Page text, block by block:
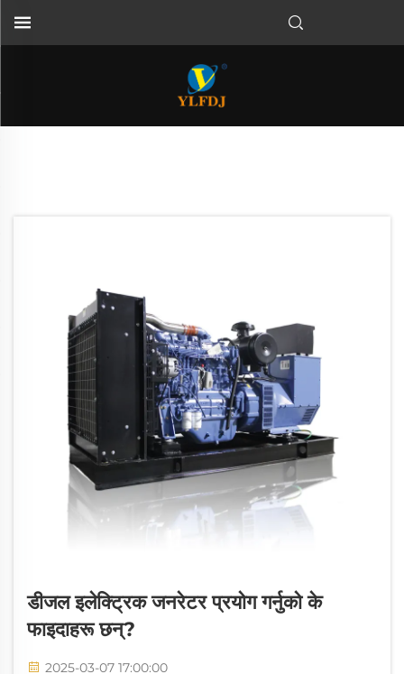
डीजल इलेक्ट्रिक जनरेटर प्रयोग गर्नुको के
फाइदाहरू छन्?
2025-03-07 17:00:00